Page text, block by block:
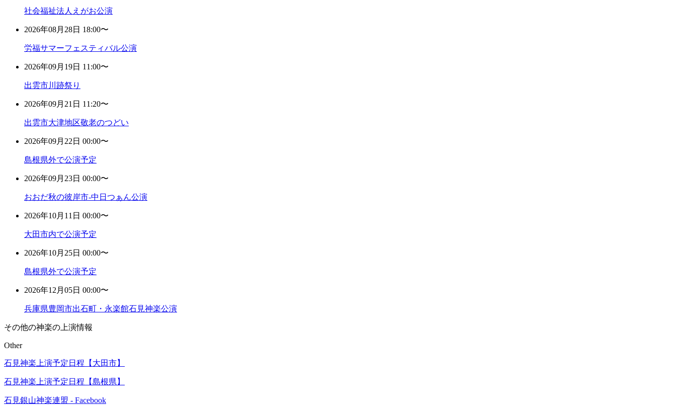
社会福祉法人えがお公演
2026年08月28日 18:00〜
労福サマーフェスティバル公演
2026年09月19日 11:00〜
出雲市川跡祭り
2026年09月21日 11:20〜
出雲市大津地区敬老のつどい
2026年09月22日 00:00〜
島根県外で公演予定
2026年09月23日 00:00〜
おおだ秋の彼岸市-中日つぁん公演
2026年10月11日 00:00〜
大田市内で公演予定
2026年10月25日 00:00〜
島根県外で公演予定
2026年12月05日 00:00〜
兵庫県豊岡市出石町・永楽館石見神楽公演
その他の神楽の上演情報
Other
石見神楽上演予定日程【大田市】
石見神楽上演予定日程【島根県】
石見銀山神楽連盟 - Facebook